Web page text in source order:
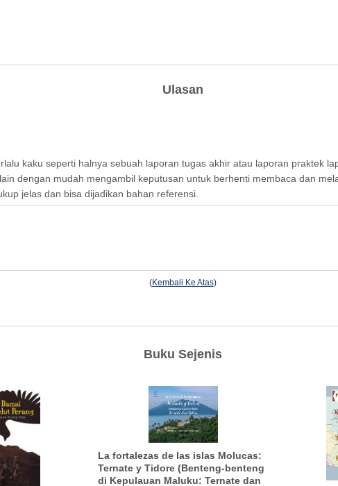
Ulasan
kaku seperti halnya sebuah laporan tugas akhir atau laporan praktek
dengan mudah mengambil keputusan untuk berhenti membaca dan
jelas dan bisa dijadikan bahan referensi.
(Kembali Ke Atas)
Buku Sejenis
La fortalezas de las islas Molucas:
Ternate y Tidore (Benteng-benteng
di Kepulauan Maluku: Ternate dan